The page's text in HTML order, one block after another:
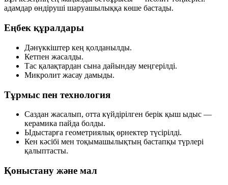
адамдар өндіруші шаруашылыққа көше бастады.
Еңбек құралдары
Дәнүккіштер кең қолданылды.
Кетпен жасалды.
Тас қалақтардан сына дайындау меңгерілді.
Микролит жасау дамыды.
Тұрмыс пен технология
Саздан жасалып, отта күйдірілген берік қыш ыдыс —
керамика пайда болды.
Ыдыстарға геометриялық өрнектер түсірілді.
Кен кәсібі мен тоқымашылықтың бастапқы түрлері
қалыптасты.
Қоныстану және мал